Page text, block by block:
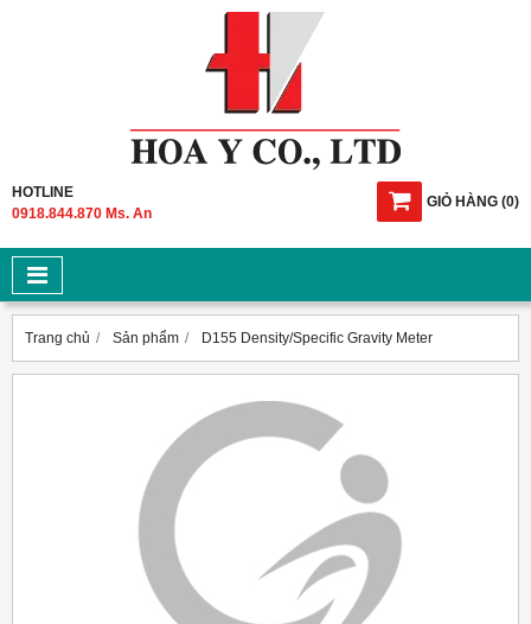
GIỎ HÀNG (0)
HOTLINE
0918.844.870 Ms. An
Trang chủ Sản phẩm D155 Density/Specific Gravity Meter